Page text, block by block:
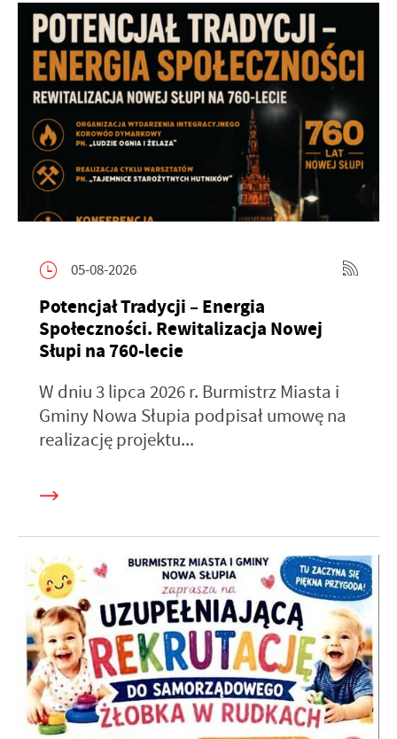
05-08-2026
Potencjał Tradycji – Energia
Społeczności. Rewitalizacja Nowej
Słupi na 760-lecie
W dniu 3 lipca 2026 r. Burmistrz Miasta i
Gminy Nowa Słupia podpisał umowę na
realizację projektu...